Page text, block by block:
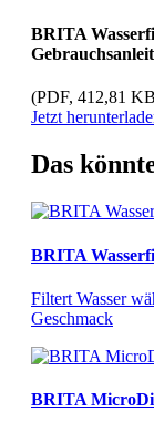
BRITA
(PDF, 412,81
Jetzt
Das
BRITA
Filtert Wasser
Geschmack
BRITA